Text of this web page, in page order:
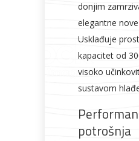
donjim
elegantne
Usklađuje
kapacitet od
visoko
sustavom
potrošnja